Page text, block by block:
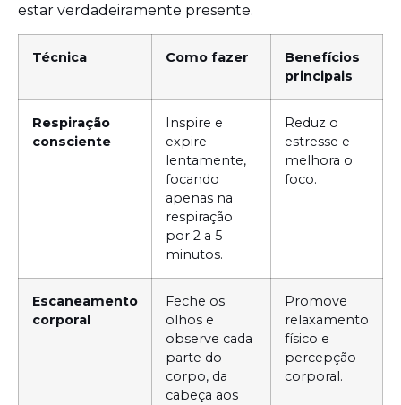
estar verdadeiramente presente.
Técnica Como fazer
Benefícios
principais
Respiração
consciente
Inspire e
expire
lentamente,
focando
apenas na
respiração
por 2 a 5
minutos.
Reduz o
estresse e
melhora o
foco.
Escaneamento
corporal
Feche os
olhos e
observe cada
parte do
corpo, da
cabeça aos
Promove
relaxamento
físico e
percepção
corporal.